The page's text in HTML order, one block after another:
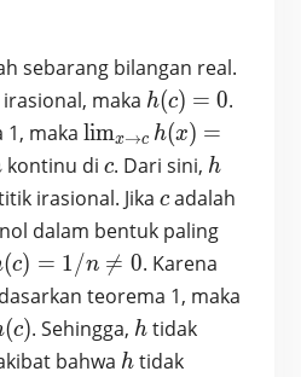
sebarang bilangan real.
maka h(c)=0
h(c) = 0.
maka \lim_{x
\to c}
h(x)
=0=h(c)
limx→c h(x) =
kontinu dic
c. Dari sini, h
h
irasional. Jika c
cadalah
dalam bentuk paling
n
0
(c) = 1/n 
= 0. Karena
\to c}
teorema 1, maka
(c). Sehingga, h
h tidak
bahwa h
htidak